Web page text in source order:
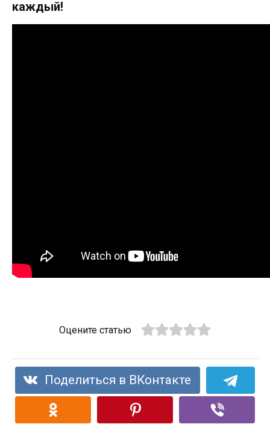
каждый!
Оцените статью
Поделиться в ВКонтакте